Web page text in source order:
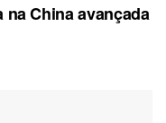
na China avançada